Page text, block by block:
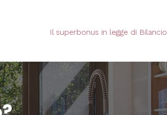
Il superbonus in legge di